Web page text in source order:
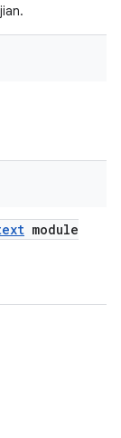
module